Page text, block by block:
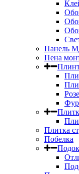
Панель
Пена
Плитка
Побелка